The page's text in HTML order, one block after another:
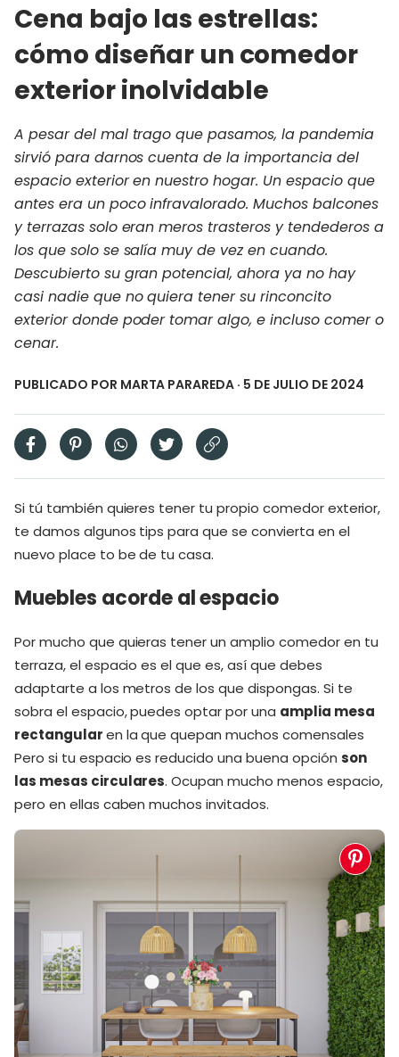
Cena bajo las estrellas:
cómo diseñar un comedor
exterior inolvidable
A pesar del mal trago que pasamos, la pandemia
sirvió para darnos cuenta de la importancia del
espacio exterior en nuestro hogar. Un espacio que
antes era un poco infravalorado. Muchos balcones
y terrazas solo eran meros trasteros y tendederos a
los que solo se salía muy de vez en cuando.
Descubierto su gran potencial, ahora ya no hay
casi nadie que no quiera tener su rinconcito
exterior donde poder tomar algo, e incluso comer o
cenar.
PUBLICADO POR MARTA PARAREDA · 5 DE JULIO DE 2024
Si tú también quieres tener tu propio comedor exterior,
te damos algunos tips para que se convierta en el
nuevo place to be de tu casa.
Muebles acorde al espacio
Por mucho que quieras tener un amplio comedor en tu
terraza, el espacio es el que es, así que debes
adaptarte a los metros de los que dispongas. Si te
sobra el espacio, puedes optar por una amplia mesa
rectangularen la que quepan muchos comensales
Pero si tu espacio es reducido una buena opción son
las mesas circulares. Ocupan mucho menos espacio,
pero en ellas caben muchos invitados.